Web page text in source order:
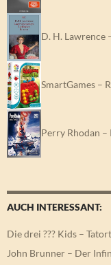
D. H. Lawrence
SmartGames –
Perry Rhodan
AUCH INTERESSANT:
Die drei ??? Kids –
John Brunner – Der